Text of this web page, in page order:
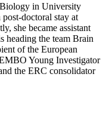
in University
doctoral stay at
she became assistant
heading the team Brain
of the European
Young Investigator
the ERC consolidator